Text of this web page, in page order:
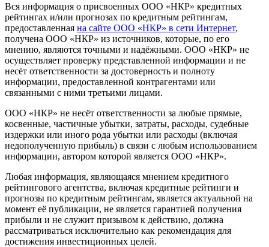
Вся информация о присвоенных ООО «НКР» кредитных
рейтингах и/или прогнозах по кредитным рейтингам,
предоставленная на сайте ООО «НКР» в сети Интернет,
получена ООО «НКР» из источников, которые, по его
мнению, являются точными и надёжными. ООО «НКР» не
осуществляет проверку представленной информации и не
несёт ответственности за достоверность и полноту
информации, предоставленной контрагентами или
связанными с ними третьими лицами.
ООО «НКР» не несёт ответственности за любые прямые,
косвенные, частичные убытки, затраты, расходы, судебные
издержки или иного рода убытки или расходы (включая
недополученную прибыль) в связи с любым использованием
информации, автором которой является ООО «НКР».
Любая информация, являющаяся мнением кредитного
рейтингового агентства, включая кредитные рейтинги и
прогнозы по кредитным рейтингам, является актуальной на
момент её публикации, не является гарантией получения
прибыли и не служит призывом к действию, должна
рассматриваться исключительно как рекомендация для
достижения инвестиционных целей.